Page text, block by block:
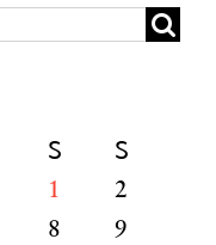
S S
1
2
8
9